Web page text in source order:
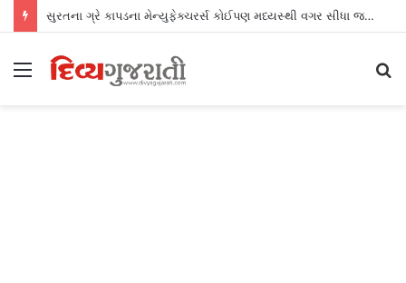
સુરતના ગ્રે કાપડના મેન્યુફેક્ચરર્સ કોઈપણ મધ્યસ્થી વગર સીધા જ શ્રીલંકાના આધુનિક ગારમેન્ટ યુનિટ્સને ફેબ્રિક એક્સપોર્ટ કરી શકશે
Menu